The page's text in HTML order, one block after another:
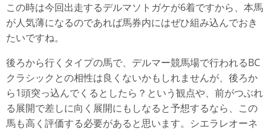
この時は今回出走するデルマソトガケが6着ですから、本馬
が人気薄になるのであれば馬券内にはぜひ組み込んでおき
たいですね。
後ろから行くタイプの馬で、デルマー競馬場で行われるBC
クラシックとの相性は良くないかもしれませんが、後ろか
ら1頭突っ込んでくるとしたら？という観点や、前がつぶれ
る展開で差しに向く展開にもしなると予想するなら、この
馬も高く評価する必要があると思います。シエラレオーネ